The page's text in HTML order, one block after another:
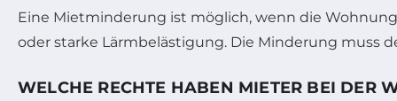
Eine Mietminderung ist möglich, wenn die
oder starke Lärmbelästigung. Die Minderung muss
WELCHE RECHTE HABEN MIETER BEI DER